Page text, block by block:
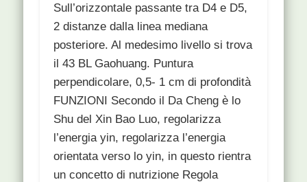
Sull’orizzontale passante tra D4 e D5,
2 distanze dalla linea mediana
posteriore. Al medesimo livello si trova
il 43 BL Gaohuang. Puntura
perpendicolare, 0,5- 1 cm di profondità
FUNZIONI Secondo il Da Cheng è lo
Shu del Xin Bao Luo, regolarizza
l’energia yin, regolarizza l’energia
orientata verso lo yin, in questo rientra
un concetto di nutrizione Regola